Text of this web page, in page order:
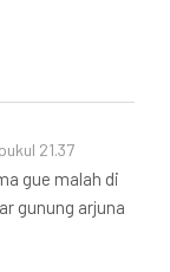
21.37
gue malah di
gunung arjuna